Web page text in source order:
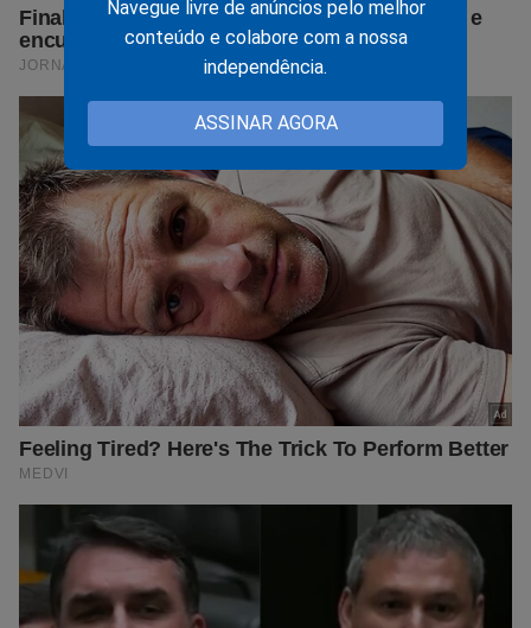
Navegue livre de anúncios pelo melhor
conteúdo e colabore com a nossa
independência.
ASSINAR AGORA